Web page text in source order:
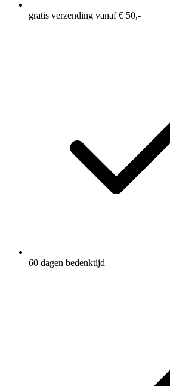
gratis verzending vanaf € 50,-
60 dagen bedenktijd